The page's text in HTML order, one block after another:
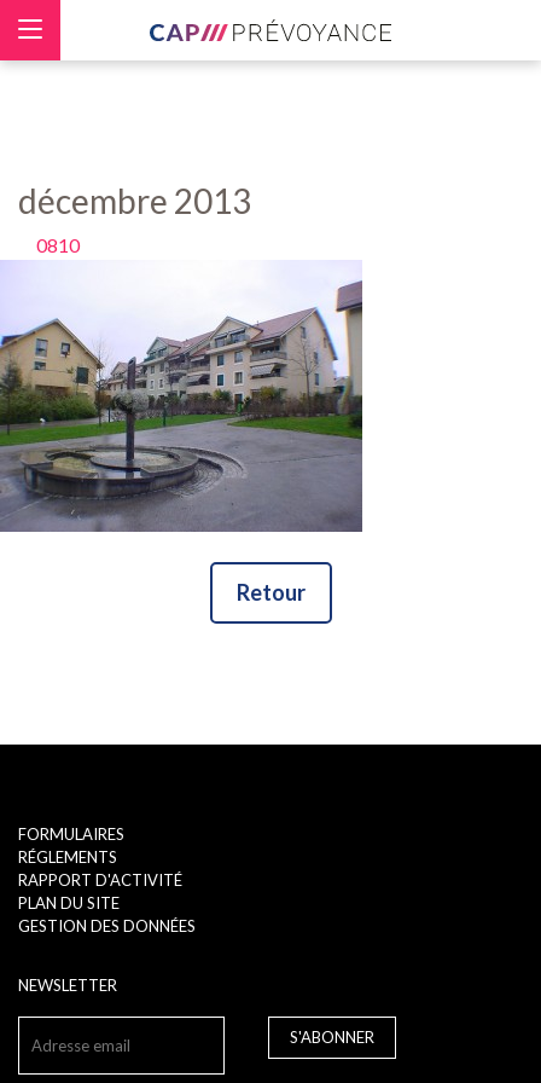
décembre 2013
0810
Retour
FORMULAIRES
RÉGLEMENTS
RAPPORT D'ACTIVITÉ
PLAN DU SITE
GESTION DES DONNÉES
NEWSLETTER
S'ABONNER
Panneau de gestion des cookies